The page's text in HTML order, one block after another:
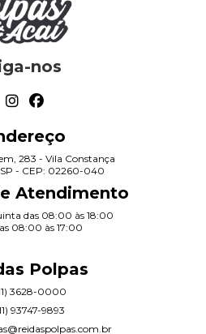
nos
283 - Vila Constança
- CEP: 02260-040
Atendimento
das 08:00 às 18:00
08:00 às 17:00
Polpas
3628-0000
93747-9893